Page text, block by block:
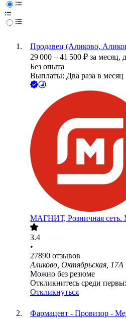
Продавец (Аликово,
29 000 – 41 500 ₽ за месяц,
Без опыта
Выплаты: Два раза в месяц
МАГНИТ, Розничная сеть.
3.4
•
27890 отзывов
Аликово, Октябрьская, 17А
Можно без резюме
Откликнитесь среди
Откликнуться
Фармацевт - Провизор -